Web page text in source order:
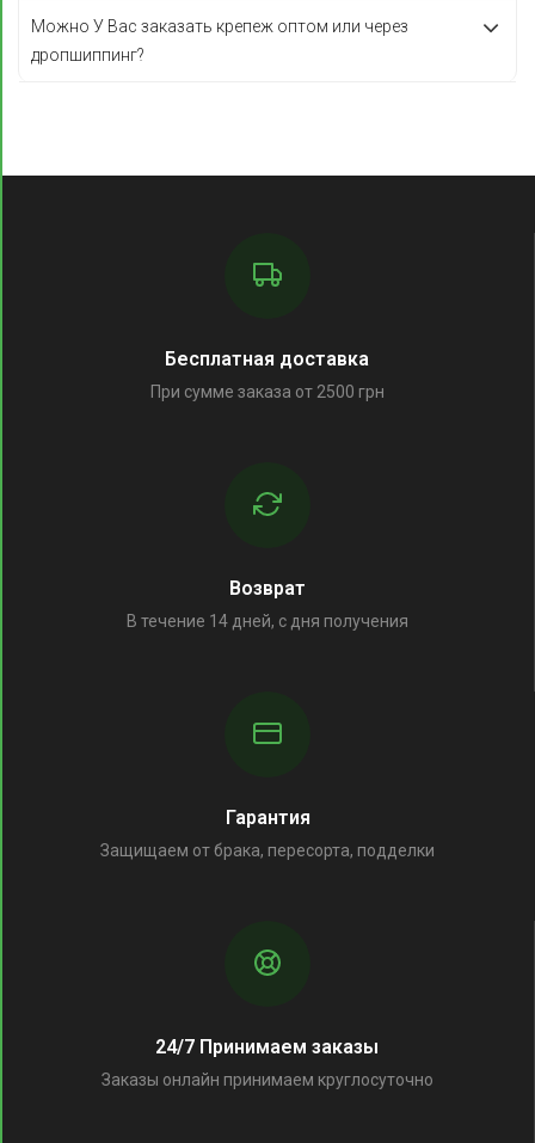
Можно У Вас заказать крепеж оптом или через
дропшиппинг?
Бесплатная доставка
При сумме заказа от 2500 грн
Возврат
В течение 14 дней, с дня получения
Гарантия
Защищаем от брака, пересорта, подделки
24/7 Принимаем заказы
Заказы онлайн принимаем круглосуточно